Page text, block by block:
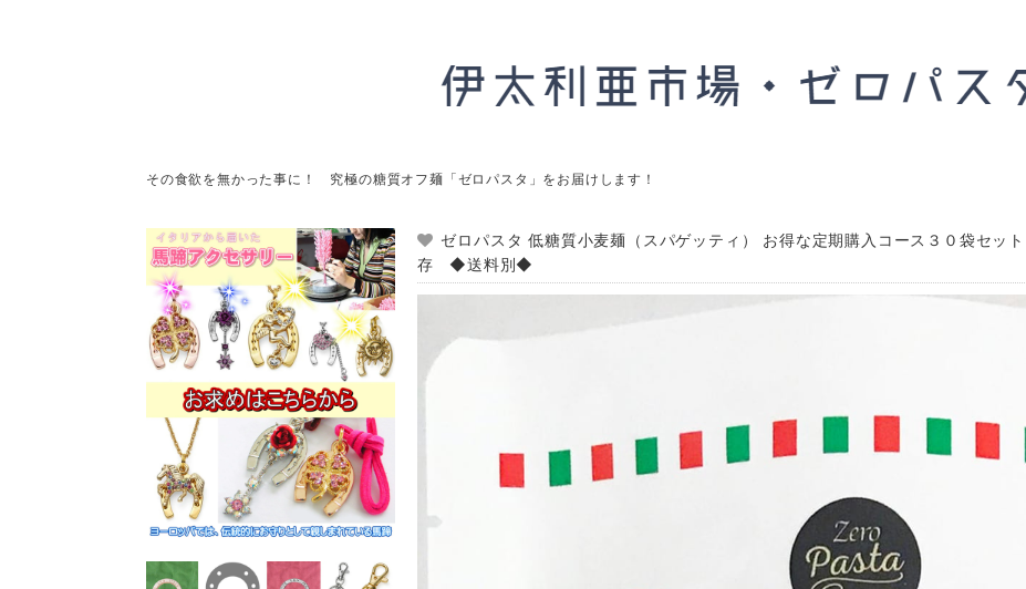
その食欲を無かった事に！ 究極の糖質オフ麺「ゼロパスタ」をお届けします！
ゼロパスタ 低糖質小麦麺（スパゲッティ） お得な定期購入コース３０袋セッ
存 ◆送料別◆